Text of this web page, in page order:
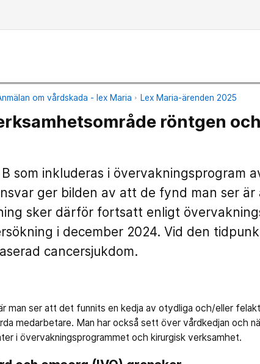
om vårdskada - lex Maria Lex Maria-ärenden 2025
röntgen och
som inkluderas i övervakningsprogram
ger bilden av att de fynd man ser är
sker därför fortsatt enligt
i december 2024. Vid den
cancersjukdom.
man ser att det funnits en kedja av otydliga och/eller
medarbetare. Man har också sett över vårdkedjan och
i övervakningsprogrammet och kirurgisk verksamhet.